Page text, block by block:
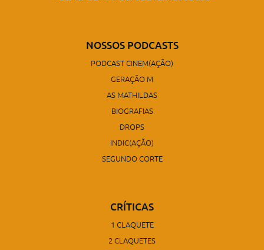
NOSSOS PODCASTS
PODCAST CINEM(AÇÃO)
GERAÇÃO M
AS MATHILDAS
BIOGRAFIAS
DROPS
INDIC(AÇÃO)
SEGUNDO CORTE
CRÍTICAS
1 CLAQUETE
2 CLAQUETES